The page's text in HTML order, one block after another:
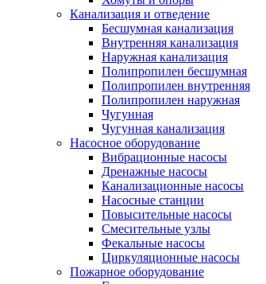
Канализация и отведение
Бесшумная канализация
Внутренняя канализация
Наружная канализация
Полипропилен бесшумная
Полипропилен внутренняя
Полипропилен наружная
Чугунная
Чугунная канализация
Насосное оборудование
Вибрационные насосы
Дренажные насосы
Канализационные насосы
Насосные станции
Повысительные насосы
Смесительные узлы
Фекальные насосы
Циркуляционные насосы
Пожарное оборудование